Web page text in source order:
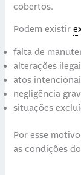
cobertos.
Podem existir
falta de
alterações
atos
negligência
situações
Por esse
as condições